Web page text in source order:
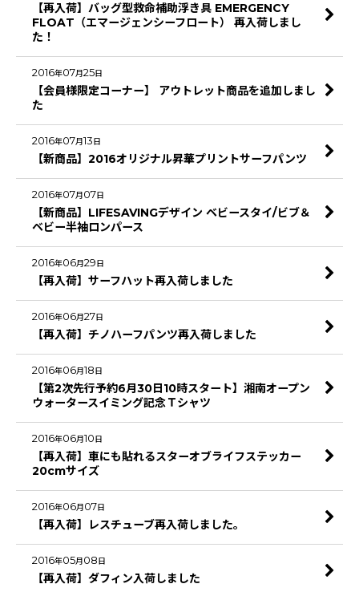
【再入荷】バッグ型救命補助浮き具 EMERGENCY
FLOAT（エマージェンシーフロート） 再入荷しまし
た！
2016年07月25日
【会員様限定コーナー】 アウトレット商品を追加しまし
た
2016年07月13 日
【新商品】2016オリジナル昇華プリントサーフパンツ
2016年07月 07日
【新商品】LIFESAVINGデザイン ベビースタイ/ビブ＆
ベビー半袖ロンパース
2016年06月29 日
【再入荷】サーフハット再入荷しました
2016年06月27日
【再入荷】チノハーフパンツ再入荷しました
2016年06月18 日
【第2次先行予約6月30日10時スタート】湘南オープン
ウォータースイミング記念Ｔシャツ
2016年06月10 日
【再入荷】車にも貼れるスターオブライフステッカー
20cmサイズ
2016年06月 07日
【再入荷】レスチューブ再入荷しました。
2016年05月 08 日
【再入荷】ダフィン入荷しました